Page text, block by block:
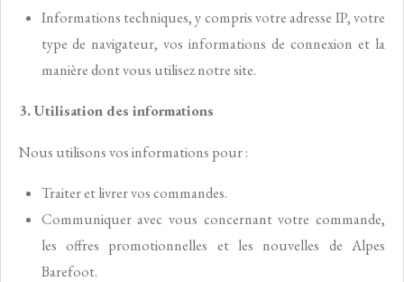
Informations techniques, y compris votre adresse IP, votre
type de navigateur, vos informations de connexion et la
manière dont vous utilisez notre site.
3. Utilisation des informations
Nous utilisons vos informations pour :
Traiter et livrer vos commandes.
Communiquer avec vous concernant votre commande,
les offres promotionnelles et les nouvelles de Alpes
Barefoot.